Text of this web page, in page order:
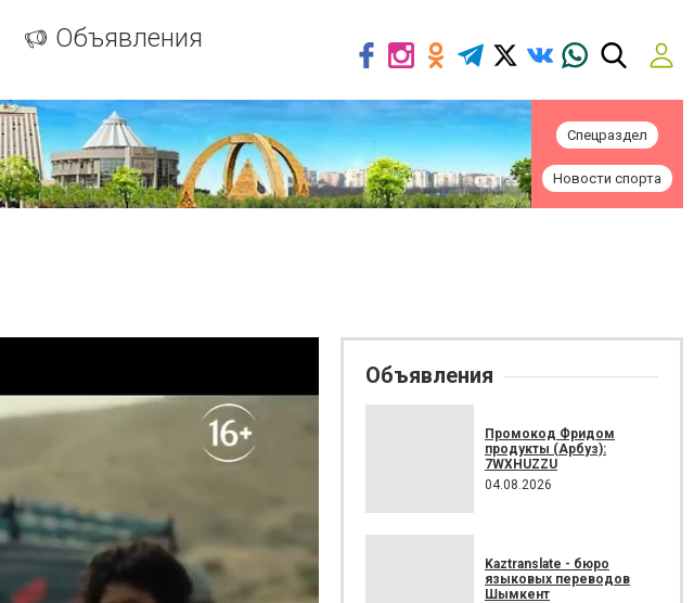
Объявления
Спецраздел
Новости спорта
Объявления
Промокод Фридом
продукты (Арбуз):
7WXHUZZU
04.08.2026
Kaztranslate - бюро
языковых переводов
Шымкент